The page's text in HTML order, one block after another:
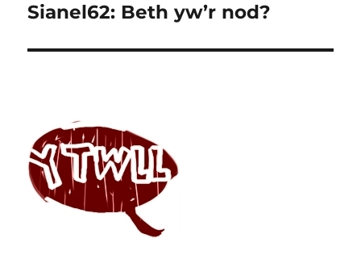
Sianel62: Beth yw’r nod?